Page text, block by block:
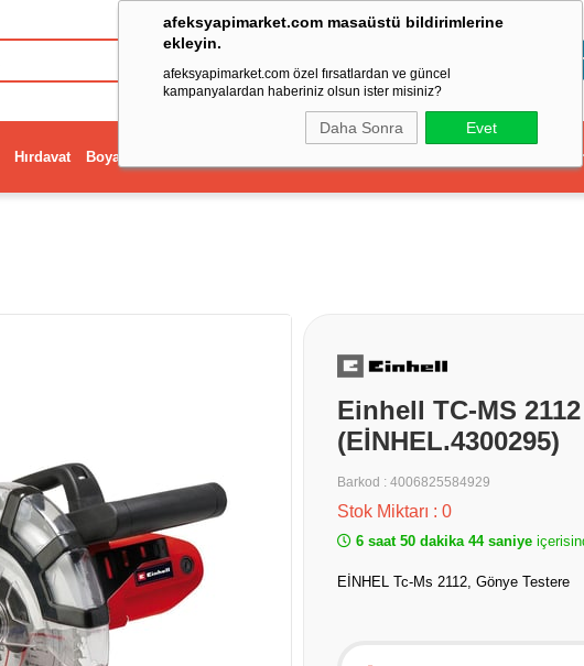
afeksyapimarket.com masaüstü bildirimlerine
ekleyin.
afeksyapimarket.com özel fırsatlardan ve güncel
kampanyalardan haberiniz olsun ister misiniz?
Daha Sonra Evet
Hırdavat Boya Dekorasyon ve Ev
Einhell TC-MS
(EİNHEL.4300295)
Barkod : 4006825584929
Stok Miktarı : 0
6 saat 50 dakika 44 saniye
EİNHEL Tc-Ms 2112, Gönye Testere